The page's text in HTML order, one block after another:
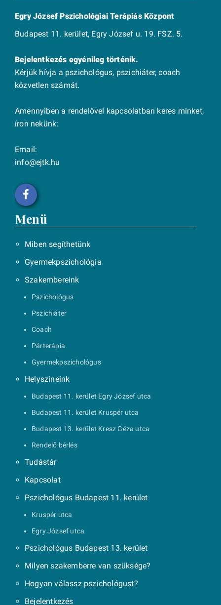
Egry József Pszichológiai Terápiás Központ
Budapest 11. kerület, Egry József u. 19. FSZ. 5.
Bejelentkezés egyénileg történik.
Kérjük hívja a pszichológus, pszichiáter, coach
közvetlen számát.
Amennyiben a rendelővel kapcsolatban keres minket,
íron nekünk:
Email:
info@ejtk.hu
Menü
Miben segíthetünk
Gyermekpszichológia
Szakembereink
Pszichológus
Pszichiáter
Coach
Párterápia
Gyermekpszichológus
Helyszíneink
Budapest 11. kerület Egry József utca
Budapest 11. kerület Kruspér utca
Budapest 13. kerület Kresz Géza utca
Rendelő bérlés
Tudástár
Kapcsolat
Pszichológus Budapest 11. kerület
Kruspér utca
Egry József utca
Pszichológus Budapest 13. kerület
Milyen szakemberre van szüksége?
Hogyan válassz pszichológust?
Bejelentkezés